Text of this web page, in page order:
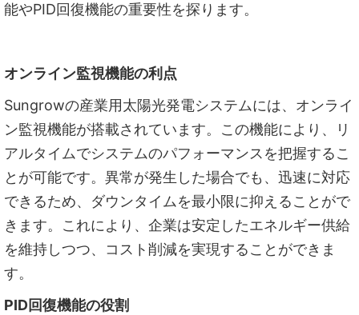
能やPID回復機能の重要性を探ります。
オンライン監視機能の利点
Sungrowの産業用太陽光発電システムには、オンライ
ン監視機能が搭載されています。この機能により、リ
アルタイムでシステムのパフォーマンスを把握するこ
とが可能です。異常が発生した場合でも、迅速に対応
できるため、ダウンタイムを最小限に抑えることがで
きます。これにより、企業は安定したエネルギー供給
を維持しつつ、コスト削減を実現することができま
す。
PID回復機能の役割